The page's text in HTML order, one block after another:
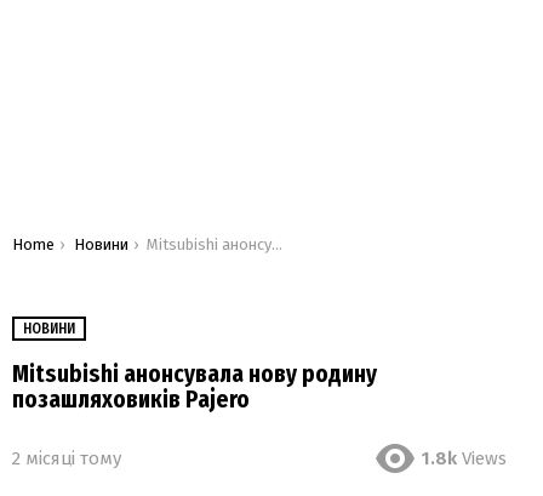
You are here:
Home Новини Mitsubishi анонсувала нову родину позашляховиків Pajero
НОВИНИ
Mitsubishi анонсувала нову родину
позашляховиків Pajero
2 місяці тому 1.8k Views